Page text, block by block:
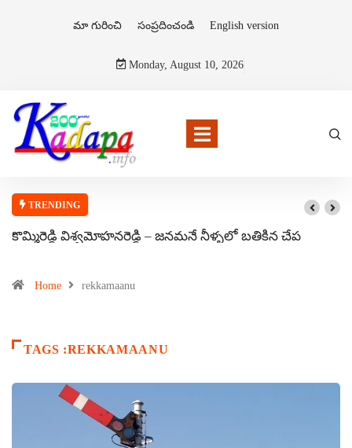
మా గురించి సంప్రదించండి English version
Monday, August 10, 2026
TRENDING
కొమ్మిరెడ్డి విశ్వమోహనరెడ్డి – జనమనే నీళ్ళలో బతికిన చేప
Home rekkamaanu
TAGS :REKKAMAANU